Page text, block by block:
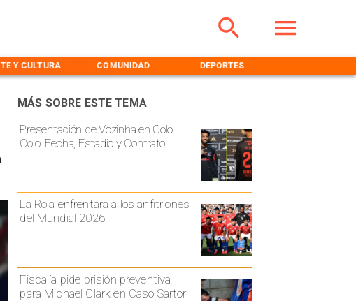
Y CULTURA COMUNIDAD DEPORTES
Presentación de Vozinha en Colo
Colo: Fecha, Estadio y Contrato
La Roja enfrentará a los anfitriones
del Mundial 2026
Fiscalía pide prisión preventiva
para Michael Clark en Caso Sartor
MÁS SOBRE ESTE TEMA